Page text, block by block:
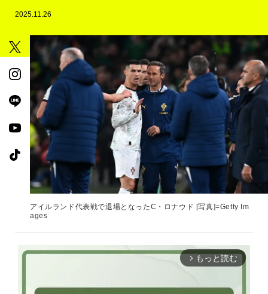
2025.11.26
アイルランド代表戦で退場となったC・ロナウド [写真]=Getty Im
ages
arrow_forward_ios もっと読む